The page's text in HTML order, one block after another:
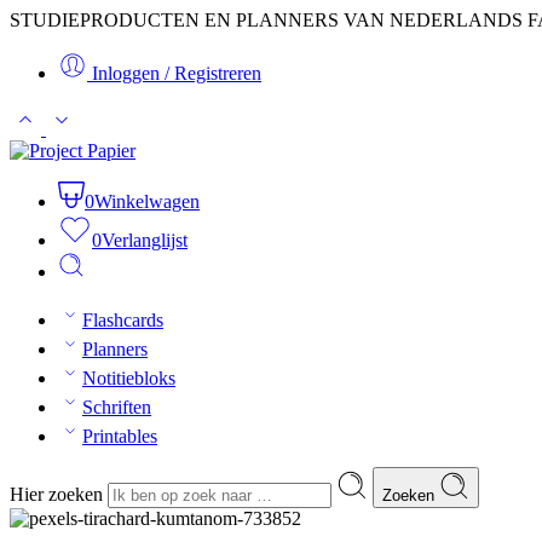
STUDIEPRODUCTEN EN PLANNERS VAN NEDERLANDS
Inloggen / Registreren
0Winkelwagen
0Verlanglijst
Flashcards
Planners
Notitiebloks
Schriften
Printables
Hier zoeken Zoeken